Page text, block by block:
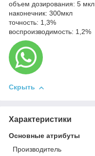
объем дозирования: 5 мкл
наконечник: 300мкл
точность: 1,3%
воспроизводимость: 1,2%
Скрыть
Характеристики
Основные атрибуты
Производитель